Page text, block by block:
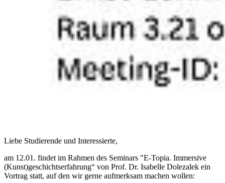
Liebe Studierende und Interessierte,
am 12.01. findet im Rahmen des Seminars "E-Topia. Immersive
(Kunst)geschichtserfahrung“ von Prof. Dr. Isabelle Dolezalek ein
Vortrag statt, auf den wir gerne aufmerksam machen wollen: